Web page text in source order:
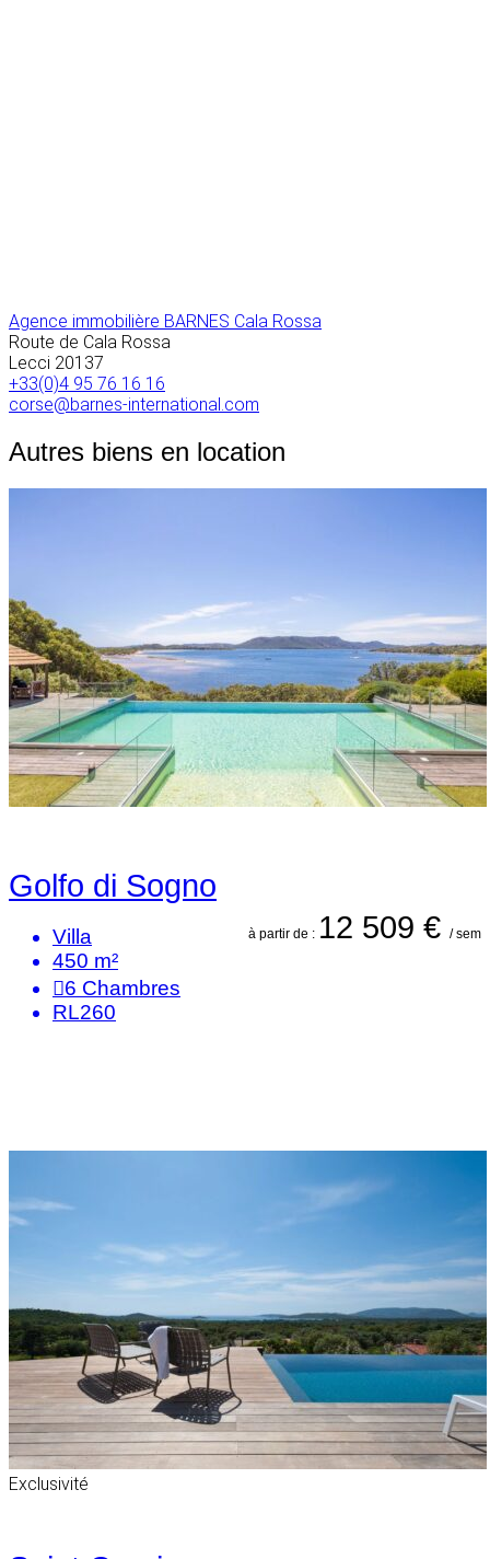
Agence immobilière BARNES Cala Rossa
Route de Cala Rossa
Lecci 20137
+33(0)4 95 76 16 16
corse@barnes-international.com
Autres biens en location
Golfo di Sogno
à partir de : 12 509 € / sem
Villa
450 m²
6 Chambres
RL260
Exclusivité